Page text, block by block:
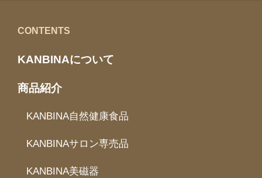
CONTENTS
KANBINAについて
商品紹介
KANBINA自然健康食品
KANBINAサロン専売品
KANBINA美磁器